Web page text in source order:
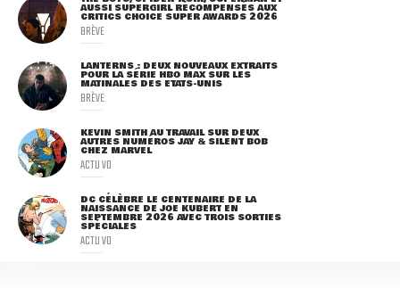
AUSSI SUPERGIRL RÉCOMPENSÉS AUX
CRITICS CHOICE SUPER AWARDS 2026
BRÈVE
LANTERNS : DEUX NOUVEAUX EXTRAITS
POUR LA SÉRIE HBO MAX SUR LES
MATINALES DES ETATS-UNIS
BRÈVE
KEVIN SMITH AU TRAVAIL SUR DEUX
AUTRES NUMÉROS JAY & SILENT BOB
CHEZ MARVEL
ACTU VO
DC CÉLÈBRE LE CENTENAIRE DE LA
NAISSANCE DE JOE KUBERT EN
SEPTEMBRE 2026 AVEC TROIS SORTIES
SPÉCIALES
ACTU VO